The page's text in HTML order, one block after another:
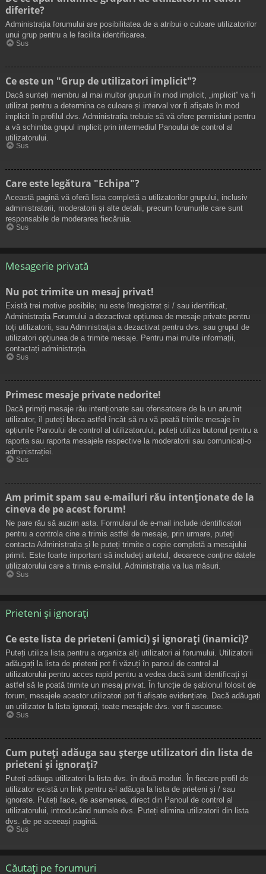
diferite?
Administrația forumului are posibilitatea de a atribui o culoare utilizatorilor
unui grup pentru a le facilita identificarea.
Sus
Ce este un "Grup de utilizatori implicit"?
Dacă sunteți membru al mai multor grupuri în mod implicit, „implicit” va fi
utilizat pentru a determina ce culoare și interval vor fi afișate în mod
implicit în profilul dvs. Administrația trebuie să vă ofere permisiuni pentru
a vă schimba grupul implicit prin intermediul Panoului de control al
utilizatorului.
Sus
Care este legătura "Echipa"?
Această pagină vă oferă lista completă a utilizatorilor grupului, inclusiv
administratorii, moderatorii și alte detalii, precum forumurile care sunt
responsabile de moderarea fiecăruia.
Sus
Mesagerie privată
Nu pot trimite un mesaj privat!
Există trei motive posibile; nu este înregistrat și / sau identificat,
Administrația Forumului a dezactivat opțiunea de mesaje private pentru
toți utilizatorii, sau Administrația a dezactivat pentru dvs. sau grupul de
utilizatori opțiunea de a trimite mesaje. Pentru mai multe informații,
contactați administrația.
Sus
Primesc mesaje private nedorite!
Dacă primiți mesaje rău intenționate sau ofensatoare de la un anumit
utilizator, îl puteți bloca astfel încât să nu vă poată trimite mesaje în
opțiunile Panoului de control al utilizatorului, puteți utiliza butonul pentru a
raporta sau raporta mesajele respective la moderatorii sau comunicați-o
administrației.
Sus
Am primit spam sau e-mailuri rău intenționate de la
cineva de pe acest forum!
Ne pare rău să auzim asta. Formularul de e-mail include identificatori
pentru a controla cine a trimis astfel de mesaje, prin urmare, puteți
contacta Administrația și le puteți trimite o copie completă a mesajului
primit. Este foarte important să includeți antetul, deoarece conține datele
utilizatorului care a trimis e-mailul. Administrația va lua măsuri.
Sus
Prieteni și ignorați
Ce este lista de prieteni (amici) și ignorați (inamici)?
Puteți utiliza lista pentru a organiza alți utilizatori ai forumului. Utilizatorii
adăugați la lista de prieteni pot fi văzuți în panoul de control al
utilizatorului pentru acces rapid pentru a vedea dacă sunt identificați și
astfel să le poată trimite un mesaj privat. În funcție de șablonul folosit de
forum, mesajele acestor utilizatori pot fi afișate evidențiate. Dacă adăugați
un utilizator la lista ignorați, toate mesajele dvs. vor fi ascunse.
Sus
Cum puteți adăuga sau șterge utilizatori din lista de
prieteni și ignorați?
Puteți adăuga utilizatori la lista dvs. în două moduri. În fiecare profil de
utilizator există un link pentru a-l adăuga la lista de prieteni și / sau
ignorate. Puteți face, de asemenea, direct din Panoul de control al
utilizatorului, introducând numele dvs. Puteți elimina utilizatorii din lista
dvs. de pe aceeași pagină.
Sus
Căutați pe forumuri